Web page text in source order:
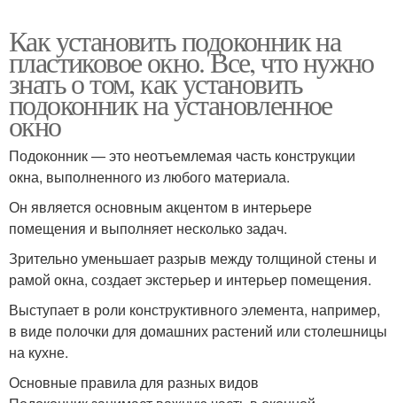
Как установить подоконник на
пластиковое окно. Все, что нужно
знать о том, как установить
подоконник на установленное
окно
Подоконник — это неотъемлемая часть конструкции
окна, выполненного из любого материала.
Он является основным акцентом в интерьере
помещения и выполняет несколько задач.
Зрительно уменьшает разрыв между толщиной стены и
рамой окна, создает экстерьер и интерьер помещения.
Выступает в роли конструктивного элемента, например,
в виде полочки для домашних растений или столешницы
на кухне.
Основные правила для разных видов